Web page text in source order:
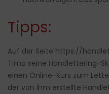
Tipps:
Auf der Seite https://
Timo seine Handlettering-
einen Online-Kurs zum
der von ihm erstellte